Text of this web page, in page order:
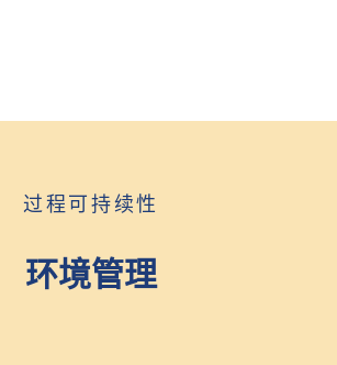
过程可持续性
环境管理